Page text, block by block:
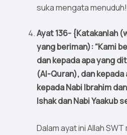
suka mengata menuduh!
Ayat 136- {Katakanlah
yang beriman): “Kami
dan kepada apa yang
(Al-Quran), dan
kepada Nabi Ibrahim
Ishak dan Nabi Yaakub
Dalam ayat ini Allah